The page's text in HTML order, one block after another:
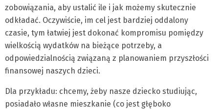
zobowiązania, aby ustalić ile i jak możemy skutecznie
odkładać. Oczywiście, im cel jest bardziej oddalony
czasie, tym łatwiej jest dokonać kompromisu pomiędzy
wielkością wydatków na bieżące potrzeby, a
odpowiedzialnością związaną z planowaniem przyszłości
finansowej naszych dzieci.
Dla przykładu: chcemy, żeby nasze dziecko studiując,
posiadało własne mieszkanie (co jest głęboko